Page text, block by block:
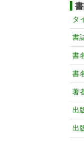
タ
書
書
書
著
出
出